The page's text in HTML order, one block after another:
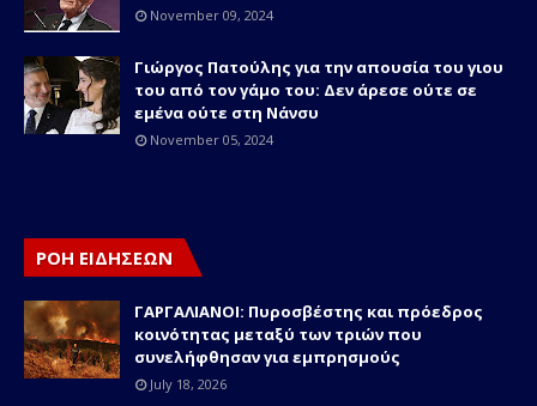
November 09, 2024
Γιώργος Πατούλης για την απουσία του γιου
του από τον γάμο του: Δεν άρεσε ούτε σε
εμένα ούτε στη Νάνσυ
November 05, 2024
ΡΟΗ ΕΙΔΗΣΕΩΝ
ΓΑΡΓΑΛΙΑΝΟΙ: Πυροσβέστης και πρόεδρος
κοινότητας μεταξύ των τριών που
συνελήφθησαν για εμπρησμούς
July 18, 2026